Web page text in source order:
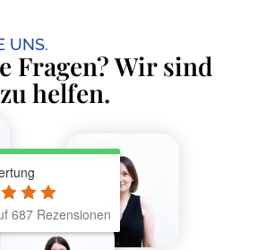
UNS.
Fragen? Wir sind
helfen.
687 Rezensionen